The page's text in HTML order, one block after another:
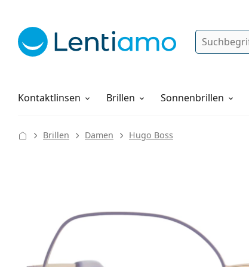
Suche
Kontaktlinsen
Pflegemittel Brillen Sonnenbrillen
Alles über den Einkauf
Brillen Damen Hugo Boss